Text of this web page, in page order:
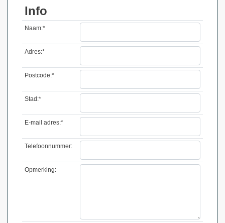
Info
Naam:*
Adres:*
Postcode:*
Stad:*
E-mail adres:*
Telefoonnummer:
Opmerking: